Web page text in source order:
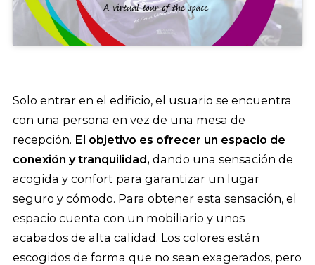
Solo entrar en el edificio, el usuario se encuentra
con una persona en vez de una mesa de
recepción. El objetivo es ofrecer un espacio de
conexión y tranquilidad, dando una sensación de
acogida y confort para garantizar un lugar
seguro y cómodo. Para obtener esta sensación, el
espacio cuenta con un mobiliario y unos
acabados de alta calidad. Los colores están
escogidos de forma que no sean exagerados, pero